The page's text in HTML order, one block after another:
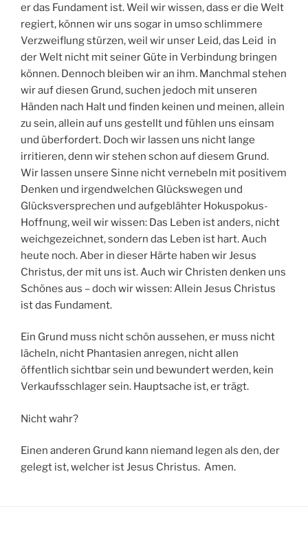
er das Fundament ist. Weil wir wissen, dass er die Welt
regiert, können wir uns sogar in umso schlimmere
Verzweiflung stürzen, weil wir unser Leid, das Leid in
der Welt nicht mit seiner Güte in Verbindung bringen
können. Dennoch bleiben wir an ihm. Manchmal stehen
wir auf diesen Grund, suchen jedoch mit unseren
Händen nach Halt und finden keinen und meinen, allein
zu sein, allein auf uns gestellt und fühlen uns einsam
und überfordert. Doch wir lassen uns nicht lange
irritieren, denn wir stehen schon auf diesem Grund.
Wir lassen unsere Sinne nicht vernebeln mit positivem
Denken und irgendwelchen Glückswegen und
Glücksversprechen und aufgeblähter Hokuspokus-
Hoffnung, weil wir wissen: Das Leben ist anders, nicht
weichgezeichnet, sondern das Leben ist hart. Auch
heute noch. Aber in dieser Härte haben wir Jesus
Christus, der mit uns ist. Auch wir Christen denken uns
Schönes aus – doch wir wissen: Allein Jesus Christus
ist das Fundament.
Ein Grund muss nicht schön aussehen, er muss nicht
lächeln, nicht Phantasien anregen, nicht allen
öffentlich sichtbar sein und bewundert werden, kein
Verkaufsschlager sein. Hauptsache ist, er trägt.
Nicht wahr?
Einen anderen Grund kann niemand legen als den, der
gelegt ist, welcher ist Jesus Christus. Amen.